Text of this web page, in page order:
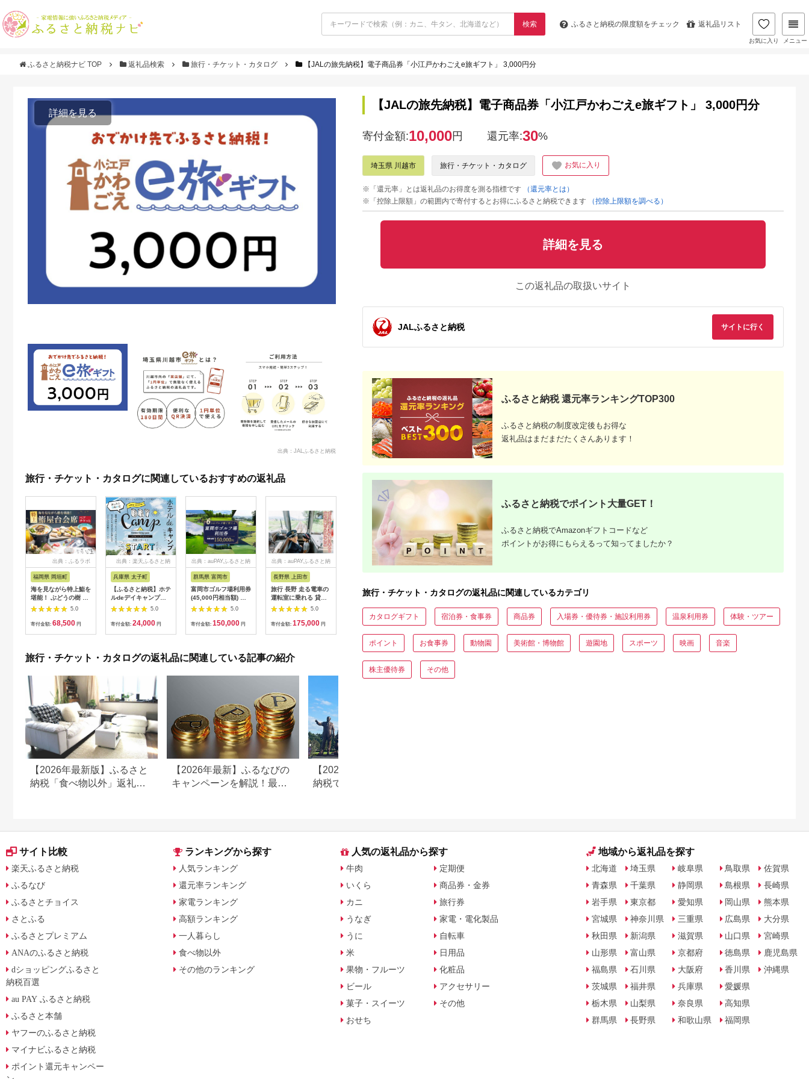
検索 ふるさと納税の限度額をチェック 返礼品リスト
お気に入り メニュー
ふるさと納税ナビ TOP 返礼品検索 旅行・チケット・カタログ 【JALの旅先納税】電子商品券「小江戸かわごえe旅ギフト」 3,000円分
詳細を見る
出典：JALふるさと納税
旅行・チケット・カタログに関連しているおすすめの返礼品
出典：ふるラボ
福岡県 岡垣町
海を見ながら特上鮨を
堪能！ ぶどうの樹 鮨
屋台ペア お食事券 海
鮮 海 屋台 食事 ペア
福岡県 岡垣町
5.0
寄付金額: 68,500 円
出典：楽天ふるさと納
兵庫県 太子町
【ふるさと納税】ホテ
ルdeデイキャンプ体
験チケット
【1364991】
5.0
寄付金額: 24,000 円
出典：auPAYふるさと納
群馬県 富岡市
富岡市ゴルフ場利用券
(45,000円相当額) ゴ
ルフ チケット 平日 土
日 祝日 プレー券 関東
群馬県 首都圏 F20E-
5.0
寄付金額: 150,000 円
出典：auPAYふるさと納
長野県 上田市
旅行 長野 走る電車の
運転室に乗れる 貸切
列車でお仕事体験 体
験 チケット 電車 鉄道
列車 サービス 子供 子
5.0
寄付金額: 175,000 円
富士カントリー可児ク
ラブ利用券（150,000
5.0
寄付金額:500,000円
伊東園ホテル・伊東園
ホテル別館・伊東園ホ
1泊2日2食付き(1名様
分:GAタイプ)
5.0
寄付金額:30,000円
159-2009-06 大磯迎
賓舘 お食事券
神奈川県 大磯町 お惣
菜 手作り 大磯名産品
お土産 父の日 贈答品
揚げ物 母の日 ギフト
5.0
寄付金額:169,000円
NS-2
5.0
寄付金額:50,000円
5.0
寄付金額:300,000 円
サウナ 大浴場 ボディ
ケア リラクゼーショ
寄付金額:34,000
旅行・チケット・カタログの返礼品に関連している記事の紹介
【2026年最新版】ふるさと
納税「食べ物以外」返礼品
【2026年最新】ふるなびの
キャンペーンを解説！最大
【2026年最新版】ふるさと
納税でディズニー返礼品は
【JALの旅先納税】電子商品券「小江戸かわごえe旅ギフト」 3,000円分
寄付金額:10,000円 還元率:30%
埼玉県 川越市 旅行・チケット・カタログ お気に入り
※「還元率」とは返礼品のお得度を測る指標です
（還元率とは）
※「控除上限額」の範囲内で寄付するとお得にふるさと納税できます
（控除上限額を調べる）
詳細を見る
この返礼品の取扱いサイト
JALふるさと納税 サイトに行く
ふるさと納税 還元率ランキングTOP300
ふるさと納税の制度改定後もお得な
返礼品はまだまだたくさんあります！
ふるさと納税でポイント大量GET！
ふるさと納税でAmazonギフトコードなど
ポイントがお得にもらえるって知ってましたか？
旅行・チケット・カタログの返礼品に関連しているカテゴリ
カタログギフト 宿泊券・食事券 商品券 入場券・優待券・施設利用券 温泉利用券 体験・ツアー
ポイント お食事券 動物園 美術館・博物館 遊園地 スポーツ 映画 音楽
株主優待券 その他
サイト比較
楽天ふるさと納税
ふるなび
ふるさとチョイス
さとふる
ふるさとプレミアム
ANAのふるさと納税
dショッピングふるさと
納税百選
au PAY ふるさと納税
ふるさと本舗
ヤフーのふるさと納税
マイナビふるさと納税
ポイント還元キャンペー
ランキングから探す
人気ランキング
還元率ランキング
家電ランキング
高額ランキング
一人暮らし
食べ物以外
その他のランキング
人気の返礼品から探す
牛肉
いくら
カニ
うなぎ
うに
米
果物・フルーツ
ビール
菓子・スイーツ
おせち
定期便
商品券・金券
旅行券
家電・電化製品
自転車
日用品
化粧品
アクセサリー
その他
地域から返礼品を探す
北海道
青森県
岩手県
宮城県
秋田県
山形県
福島県
茨城県
栃木県
群馬県
埼玉県
千葉県
東京都
神奈川県
新潟県
富山県
石川県
福井県
山梨県
長野県
岐阜県
静岡県
愛知県
三重県
滋賀県
京都府
大阪府
兵庫県
奈良県
和歌山県
鳥取県
島根県
岡山県
広島県
山口県
徳島県
香川県
愛媛県
高知県
福岡県
佐賀県
長崎県
熊本県
大分県
宮崎県
鹿児島県
沖縄県